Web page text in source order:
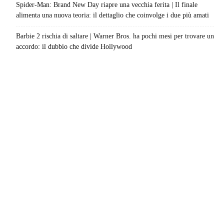
Spider-Man: Brand New Day riapre una vecchia ferita | Il finale
alimenta una nuova teoria: il dettaglio che coinvolge i due più amati
Barbie 2 rischia di saltare | Warner Bros. ha pochi mesi per trovare un
accordo: il dubbio che divide Hollywood